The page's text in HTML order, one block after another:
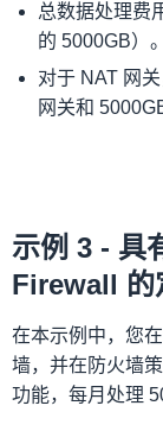
总数据处理费
的 5000GB）。
对于 NAT 网
网关和
示例 3 - 具
Firewall 的
在本示例中，您
墙，并在防火墙
功能，每月处理